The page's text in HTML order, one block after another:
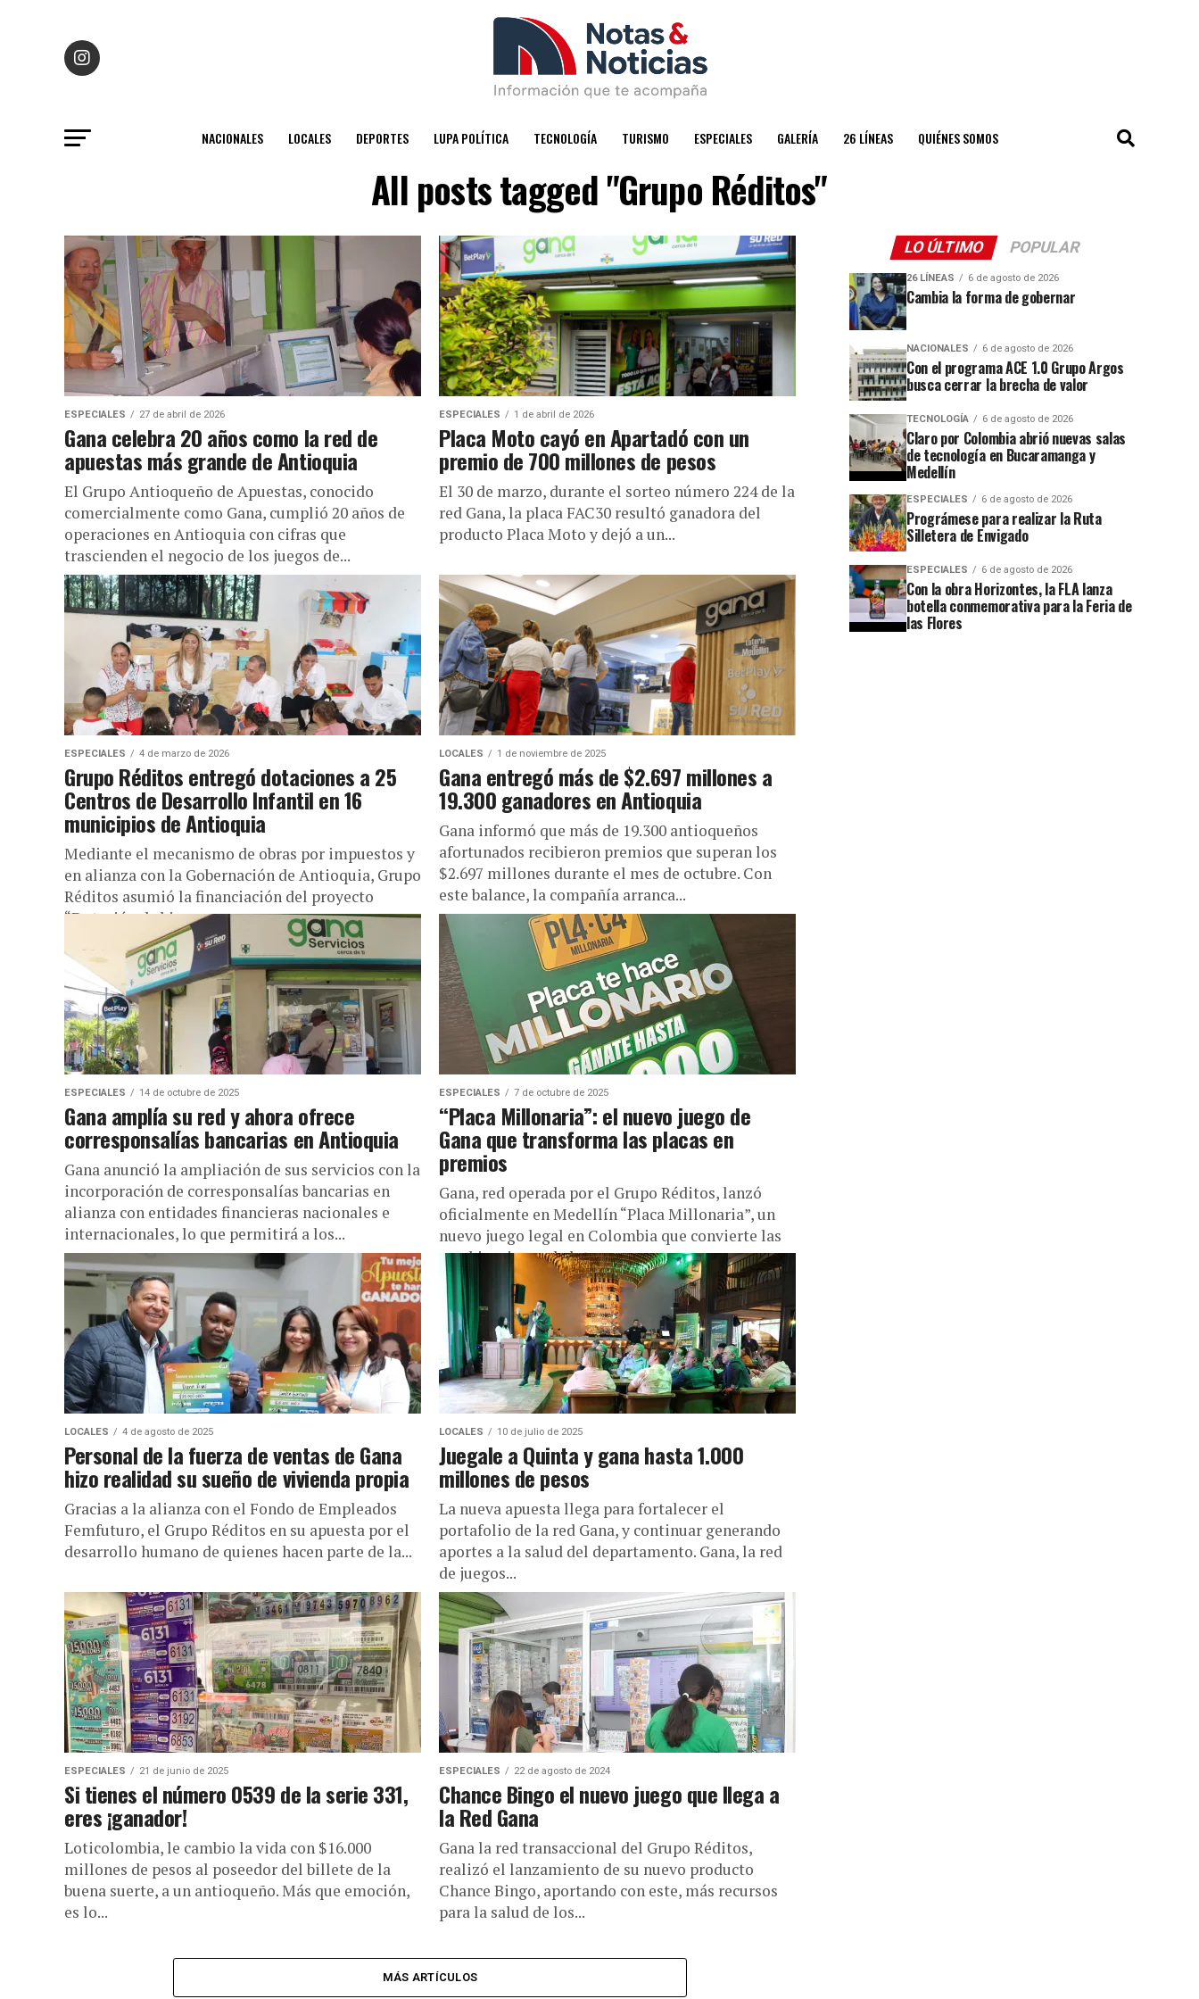
NACIONALES LOCALES DEPORTES LUPA POLÍTICA TECNOLOGÍA TURISMO ESPECIALES GALERÍA 26 LÍNEAS QUIÉNES SOMOS
All posts tagged "Grupo Réditos"
ESPECIALES 27 de abril de 2026
Gana celebra 20 años como la red de
apuestas más grande de Antioquia
El Grupo Antioqueño de Apuestas, conocido
comercialmente como Gana, cumplió 20 años de
operaciones en Antioquia con cifras que
trascienden el negocio de los juegos de...
ESPECIALES 1 de abril de 2026
Placa Moto cayó en Apartadó con un
premio de 700 millones de pesos
El 30 de marzo, durante el sorteo número 224 de la
red Gana, la placa FAC30 resultó ganadora del
producto Placa Moto y dejó a un...
ESPECIALES 4 de marzo de 2026
Grupo Réditos entregó dotaciones a 25
Centros de Desarrollo Infantil en 16
municipios de Antioquia
Mediante el mecanismo de obras por impuestos y
en alianza con la Gobernación de Antioquia, Grupo
Réditos asumió la financiación del proyecto
“Dotación de bienes no...
LOCALES 1 de noviembre de 2025
Gana entregó más de $2.697 millones a
19.300 ganadores en Antioquia
Gana informó que más de 19.300 antioqueños
afortunados recibieron premios que superan los
$2.697 millones durante el mes de octubre. Con
este balance, la compañía arranca...
ESPECIALES 14 de octubre de 2025
Gana amplía su red y ahora ofrece
corresponsalías bancarias en Antioquia
Gana anunció la ampliación de sus servicios con la
incorporación de corresponsalías bancarias en
alianza con entidades financieras nacionales e
internacionales, lo que permitirá a los...
ESPECIALES 7 de octubre de 2025
“Placa Millonaria”: el nuevo juego de
Gana que transforma las placas en
premios
Gana, red operada por el Grupo Réditos, lanzó
oficialmente en Medellín “Placa Millonaria”, un
nuevo juego legal en Colombia que convierte las
combinaciones de letras y...
LOCALES 4 de agosto de 2025
Personal de la fuerza de ventas de Gana
hizo realidad su sueño de vivienda propia
Gracias a la alianza con el Fondo de Empleados
Femfuturo, el Grupo Réditos en su apuesta por el
desarrollo humano de quienes hacen parte de la...
LOCALES 10 de julio de 2025
Juegale a Quinta y gana hasta 1.000
millones de pesos
La nueva apuesta llega para fortalecer el
portafolio de la red Gana, y continuar generando
aportes a la salud del departamento. Gana, la red
de juegos...
ESPECIALES 21 de junio de 2025
Si tienes el número 0539 de la serie 331,
eres ¡ganador!
Loticolombia, le cambio la vida con $16.000
millones de pesos al poseedor del billete de la
buena suerte, a un antioqueño. Más que emoción,
es lo...
ESPECIALES 22 de agosto de 2024
Chance Bingo el nuevo juego que llega a
la Red Gana
Gana la red transaccional del Grupo Réditos,
realizó el lanzamiento de su nuevo producto
Chance Bingo, aportando con este, más recursos
para la salud de los...
MÁS ARTÍCULOS
LO ÚLTIMO POPULAR
26 LÍNEAS 6 de agosto de 2026
Cambia la forma de gobernar
NACIONALES 6 de agosto de 2026
Con el programa ACE 1.0 Grupo Argos
busca cerrar la brecha de valor
TECNOLOGÍA 6 de agosto de 2026
Claro por Colombia abrió nuevas salas
de tecnología en Bucaramanga y
Medellín
ESPECIALES 6 de agosto de 2026
Prográmese para realizar la Ruta
Silletera de Envigado
ESPECIALES 6 de agosto de 2026
Con la obra Horizontes, la FLA lanza
botella conmemorativa para la Feria de
las Flores